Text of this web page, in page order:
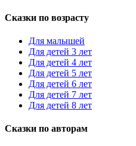
Сказки по возрасту
Для малышей
Для детей 3 лет
Для детей 4 лет
Для детей 5 лет
Для детей 6 лет
Для детей 7 лет
Для детей 8 лет
Сказки по авторам